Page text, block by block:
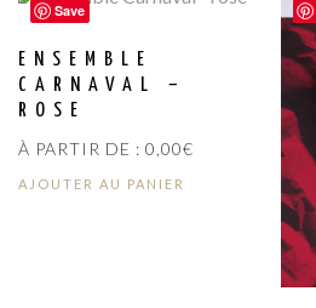
Save
ENSEMBLE
CARNAVAL –
ROSE
À PARTIR DE : 0,00€
AJOUTER AU PANIER